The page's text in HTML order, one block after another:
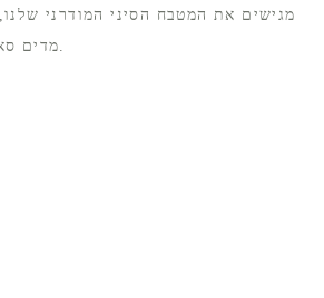
מגישים את המטבח הסיני המודרני
מדים סאם המוגש בסיר אידוי עם יין.